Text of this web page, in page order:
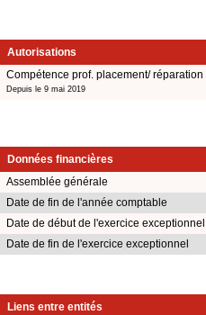
Autorisations
Compétence prof. placement/
Depuis le 9 mai 2019
Données financières
Assemblée générale
Date de fin de l'année comptable
Date de début de l'exercice exceptionnel
Date de fin de l'exercice exceptionnel
Liens entre entités